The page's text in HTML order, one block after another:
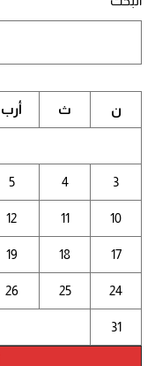
ن ث أرب
3
4
5
10
11
12
17
18
19
24
25
26
31